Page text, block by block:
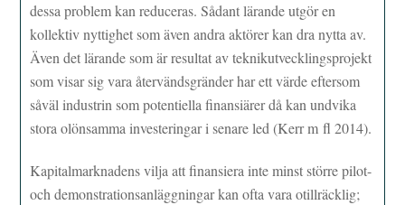
dessa problem kan reduceras. Sådant lärande utgör en
kollektiv nyttighet som även andra aktörer kan dra nytta av.
Även det lärande som är resultat av teknikutvecklingsprojekt
som visar sig vara återvändsgränder har ett värde eftersom
såväl industrin som potentiella finansiärer då kan undvika
stora olönsamma investeringar i senare led (Kerr m fl 2014).
Kapitalmarknadens vilja att finansiera inte minst större pilot-
och demonstrationsanläggningar kan ofta vara otillräcklig;